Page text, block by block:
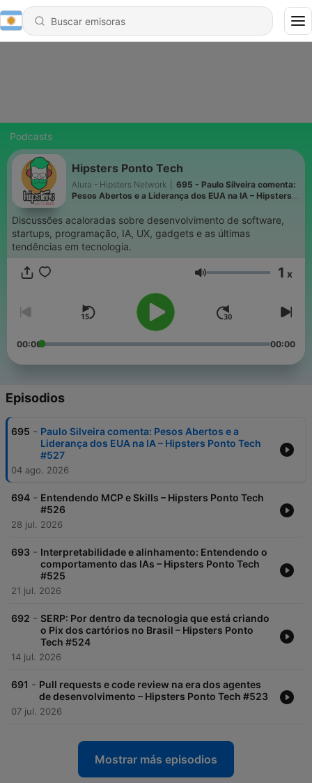
Podcasts
Hipsters Ponto Tech
Alura - Hipsters Network
695 - Paulo Silveira comenta:
Pesos Abertos e a Liderança dos EUA na IA – Hipsters
Discussões acaloradas sobre desenvolvimento de software,
startups, programação, IA, UX, gadgets e as últimas
tendências em tecnologia.
Volumen 1 x
00:00 00:00
Episodios
695 - Paulo Silveira comenta: Pesos Abertos e a
Liderança dos EUA na IA – Hipsters Ponto Tech
#527
04 ago. 2026
694 - Entendendo MCP e Skills – Hipsters Ponto Tech
#526
28 jul. 2026
693 - Interpretabilidade e alinhamento: Entendendo o
comportamento das IAs – Hipsters Ponto Tech
#525
21 jul. 2026
692 - SERP: Por dentro da tecnologia que está criando
o Pix dos cartórios no Brasil – Hipsters Ponto
Tech #524
14 jul. 2026
691 - Pull requests e code review na era dos agentes
de desenvolvimento – Hipsters Ponto Tech #523
07 jul. 2026
Mostrar más episodios